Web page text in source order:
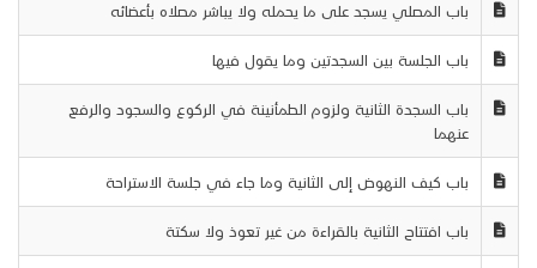
باب المصلي يسجد على ما يحمله ولا يباشر مصلاه بأعضائه
باب الجلسة بين السجدتين وما يقول فيها
باب السجدة الثانية ولزوم الطمأنينة في الركوع والسجود والرفع
عنهما
باب كيف النهوض إلى الثانية وما جاء في جلسة الاستراحة
باب افتتاح الثانية بالقراءة من غير تعوذ ولا سكتة